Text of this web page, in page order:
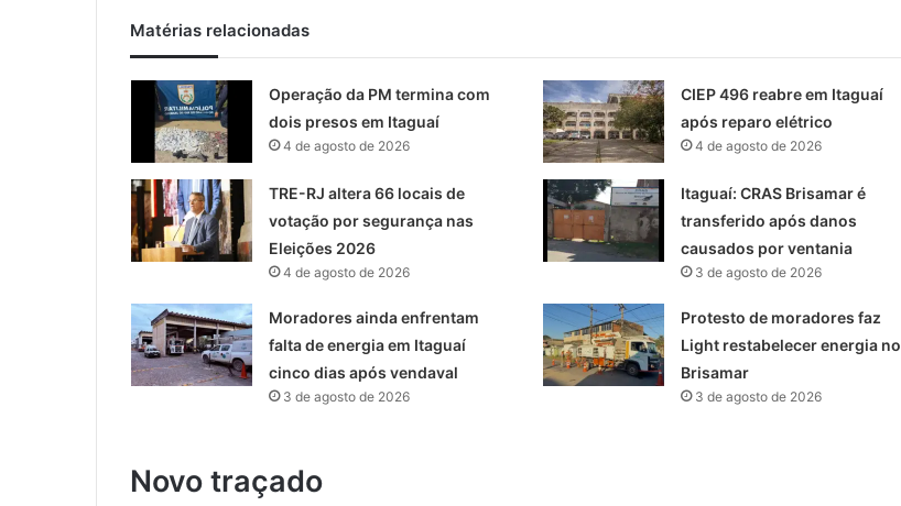
Matérias relacionadas
Operação da PM termina com
dois presos em Itaguaí
4 de agosto de 2026
CIEP 496 reabre em Itaguaí
após reparo elétrico
4 de agosto de 2026
TRE-RJ altera 66 locais de
votação por segurança nas
Eleições 2026
4 de agosto de 2026
Itaguaí: CRAS Brisamar é
transferido após danos
causados por ventania
3 de agosto de 2026
Moradores ainda enfrentam
falta de energia em Itaguaí
cinco dias após vendaval
3 de agosto de 2026
Protesto de moradores faz
Light restabelecer energia no
Brisamar
3 de agosto de 2026
Novo traçado